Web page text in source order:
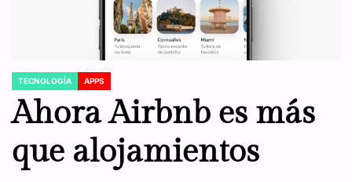
POSTED
IN
TECNOLOGÍA APPS
Ahora Airbnb es más
que alojamientos